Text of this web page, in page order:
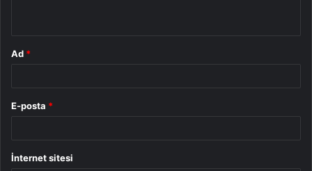
Ad *
E-posta *
İnternet sitesi